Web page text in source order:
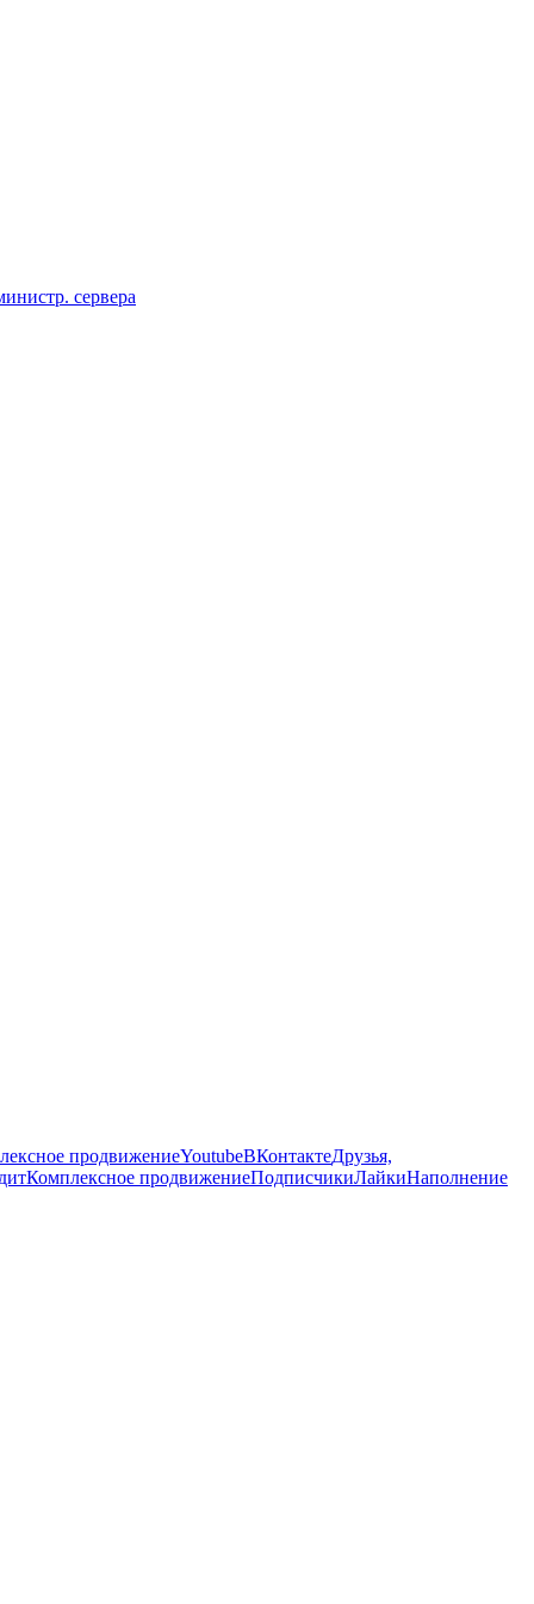
сервера
продвижениеYoutubeВКонтактеДрузья,
Комплексное продвижениеПодписчикиЛайкиНаполнение